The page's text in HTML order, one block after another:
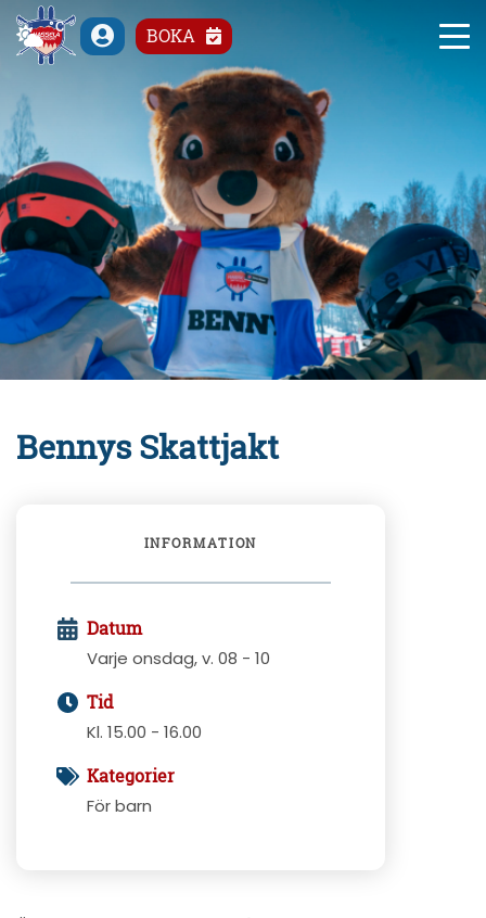
°C BOKA
Bennys Skattjakt
INFORMATION
Datum
Varje onsdag, v. 08 - 10
Tid
Kl. 15.00 - 16.00
Kategorier
För barn